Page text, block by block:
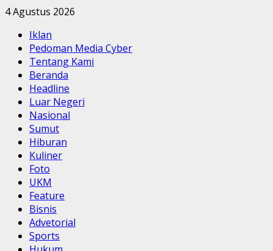
4 Agustus 2026
Iklan
Pedoman Media Cyber
Tentang Kami
Beranda
Headline
Luar Negeri
Nasional
Sumut
Hiburan
Kuliner
Foto
UKM
Feature
Bisnis
Advetorial
Sports